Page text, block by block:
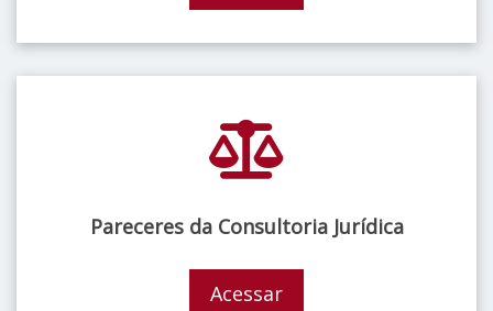
Pareceres da Consultoria Jurídica
Acessar